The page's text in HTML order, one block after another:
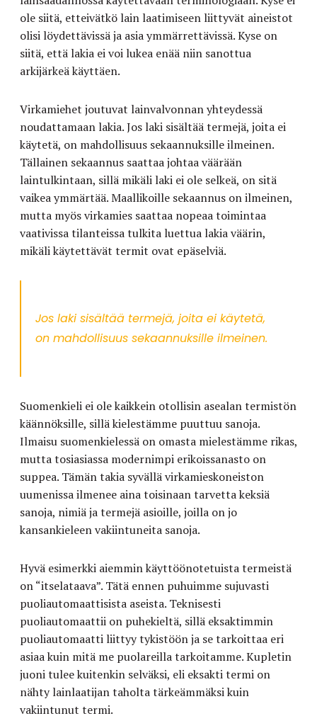
ole siitä, etteivätkö lain laatimiseen liittyvät aineistot
olisi löydettävissä ja asia ymmärrettävissä. Kyse on
siitä, että lakia ei voi lukea enää niin sanottua
arkijärkeä käyttäen.
Virkamiehet joutuvat lainvalvonnan yhteydessä
noudattamaan lakia. Jos laki sisältää termejä, joita ei
käytetä, on mahdollisuus sekaannuksille ilmeinen.
Tällainen sekaannus saattaa johtaa väärään
laintulkintaan, sillä mikäli laki ei ole selkeä, on sitä
vaikea ymmärtää. Maallikoille sekaannus on ilmeinen,
mutta myös virkamies saattaa nopeaa toimintaa
vaativissa tilanteissa tulkita luettua lakia väärin,
mikäli käytettävät termit ovat epäselviä.
Jos laki sisältää termejä, joita ei käytetä,
on mahdollisuus sekaannuksille ilmeinen.
Suomenkieli ei ole kaikkein otollisin asealan termistön
käännöksille, sillä kielestämme puuttuu sanoja.
Ilmaisu suomenkielessä on omasta mielestämme rikas,
mutta tosiasiassa modernimpi erikoissanasto on
suppea. Tämän takia syvällä virkamieskoneiston
uumenissa ilmenee aina toisinaan tarvetta keksiä
sanoja, nimiä ja termejä asioille, joilla on jo
kansankieleen vakiintuneita sanoja.
Hyvä esimerkki aiemmin käyttöönotetuista termeistä
on “itselataava”. Tätä ennen puhuimme sujuvasti
puoliautomaattisista aseista. Teknisesti
puoliautomaattii on puhekieltä, sillä eksaktimmin
puoliautomaatti liittyy tykistöön ja se tarkoittaa eri
asiaa kuin mitä me puolareilla tarkoitamme. Kupletin
juoni tulee kuitenkin selväksi, eli eksakti termi on
nähty lainlaatijan taholta tärkeämmäksi kuin
vakiintunut termi.